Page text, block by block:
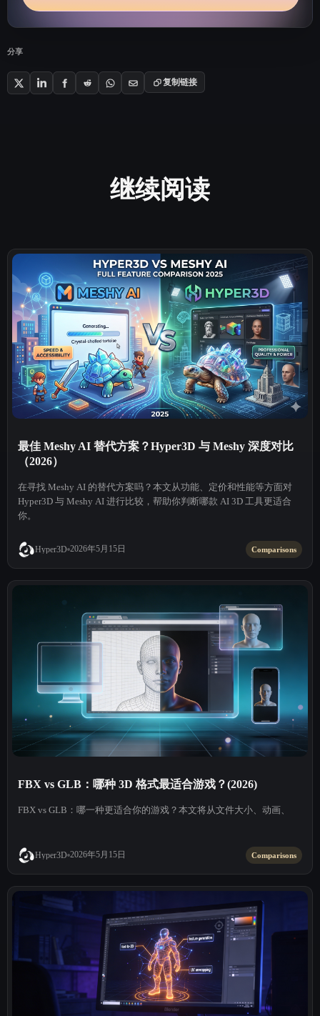
分享
复制链接
继续阅读
最佳 Meshy AI 替代方案？Hyper3D 与 Meshy 深度对比
（2026）
在寻找 Meshy AI 的替代方案吗？本文从功能、定价和性能等方面对
Hyper3D 与 Meshy AI 进行比较，帮助你判断哪款 AI 3D 工具更适合
你。
Hyper3D 2026年5月15日 Comparisons
FBX vs GLB：哪种 3D 格式最适合游戏？(2026)
FBX vs GLB：哪一种更适合你的游戏？本文将从文件大小、动画、
Hyper3D 2026年5月15日 Comparisons